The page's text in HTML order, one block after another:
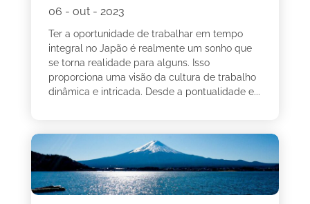
06 - out - 2023
Ter a oportunidade de trabalhar em tempo
integral no Japão é realmente um sonho que
se torna realidade para alguns. Isso
proporciona uma visão da cultura de trabalho
dinâmica e intricada. Desde a pontualidade e...